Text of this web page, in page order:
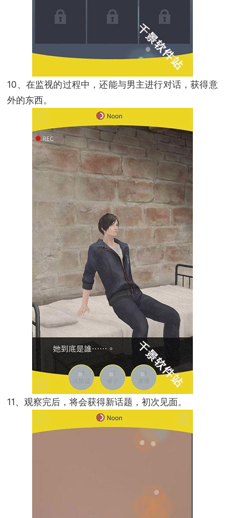
10、在监视的过程中，还能与男主进行对话，获得意
外的东西。
11、观察完后，将会获得新话题，初次见面。